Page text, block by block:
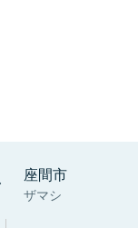
座間市
ザマシ